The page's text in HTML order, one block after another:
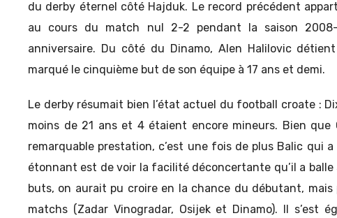
du derby éternel côté Hajduk. Le record précédent
au cours du match nul 2-2 pendant la saison
anniversaire. Du côté du Dinamo, Alen Halilovic
marqué le cinquième but de son équipe à 17 ans et demi.
Le derby résumait bien l’état actuel du football croate :
moins de 21 ans et 4 étaient encore mineurs. Bien
remarquable prestation, c’est une fois de plus Balic qui
étonnant est de voir la facilité déconcertante qu’il a balle
buts, on aurait pu croire en la chance du débutant,
matchs (Zadar Vinogradar, Osijek et Dinamo). Il s’est